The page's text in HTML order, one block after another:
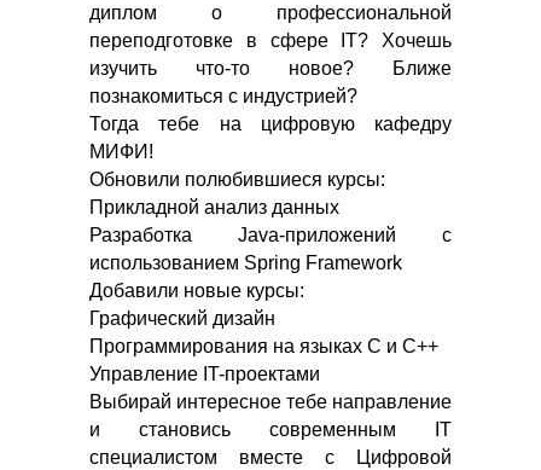
диплом о профессиональной
переподготовке в сфере IT? Хочешь
изучить что-то новое? Ближе
познакомиться с индустрией?
Тогда тебе на цифровую кафедру
МИФИ!
Обновили полюбившиеся курсы:
Прикладной анализ данных
Разработка Java-приложений с
использованием Spring Framework
Добавили новые курсы:
Графический дизайн
Программирования на языках С и С++
Управление IT-проектами
Выбирай интересное тебе направление
и становись современным IT
специалистом вместе с Цифровой